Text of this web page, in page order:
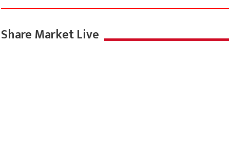
Share Market Live